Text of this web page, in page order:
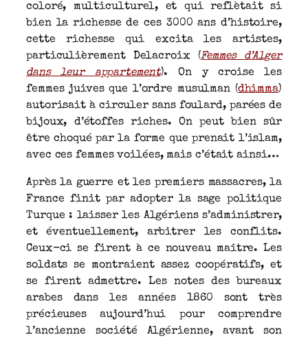
coloré, multiculturel, et qui reflètait si
bien la richesse de ces 3000 ans d’histoire,
cette richesse qui excita les artistes,
particulièrement Delacroix (Femmes d’Alger
dans leur appartement). On y croise les
femmes juives que l’ordre musulman (dhimma)
autorisait à circuler sans foulard, parées de
bijoux, d’étoffes riches. On peut bien sûr
être choqué par la forme que prenait l’islam,
avec ces femmes voilées, mais c’était ainsi…
Après la guerre et les premiers massacres, la
France finit par adopter la sage politique
Turque : laisser les Algériens s’administrer,
et éventuellement, arbitrer les conflits.
Ceux-ci se firent à ce nouveau maître. Les
soldats se montraient assez coopératifs, et
se firent admettre. Les notes des bureaux
arabes dans les années 1860 sont très
précieuses aujourd’hui pour comprendre
l’ancienne société Algérienne, avant son